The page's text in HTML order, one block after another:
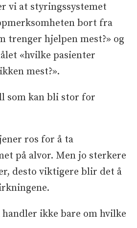
vi at styringssystemet
bort fra
trenger hjelpen mest?» og
«hvilke pasienter
mest?».
som kan bli stor for
ros for å ta
på alvor. Men jo sterkere
desto viktigere blir det å
ikke bare om hvilke